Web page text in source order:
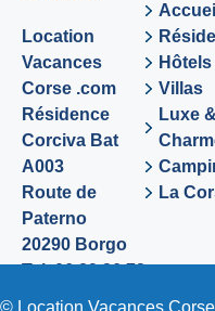
Location
Vacances
Corse .com
Résidence
Corciva Bat
A003
Route de
Paterno
20290 Borgo
Tel. 06 89 36 72
Accueil
Hôtels
Villas
Luxe &
La
© Location Vacances